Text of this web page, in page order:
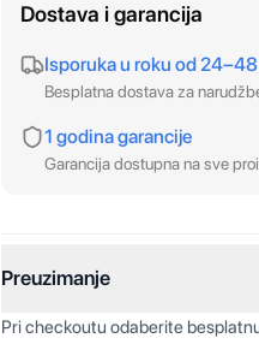
Dostava i garancija
Isporuka u roku od
Besplatna dostava za
1 godina garancije
Garancija dostupna na sve
Preuzimanje
Pri checkoutu odaberite